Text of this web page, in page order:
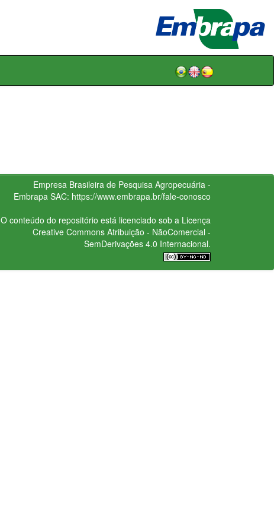
Empresa Brasileira de Pesquisa Agropecuária -
Embrapa SAC: https://www.embrapa.br/fale-conosco
O conteúdo do repositório está licenciado sob a Licença
Creative CommonsAtribuição - NãoComercial -
SemDerivações 4.0 Internacional.